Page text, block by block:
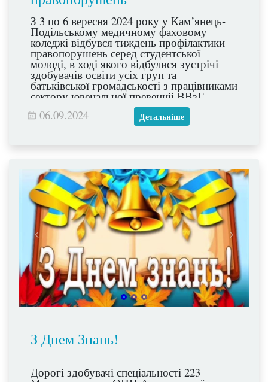
З 3 по 6 вересня 2024 року у Камʼянець-
Подільському медичному фаховому
коледжі відбувся тиждень профілактики
правопорушень серед студентської
молоді, в ході якого відбулися зустрічі
здобувачів освіти усіх груп та
батьківської громадськості з працівниками
сектору ювенальної превенціі ВВзГ
Камʼянець- Подільського РУП ГУНП в
Хмельницькій області: капітаном поліції
Родіною Катериною Олександрівною,
Денисом Вячеславовичем, капітаном
Омеляновичем. Дякуємо їм за тісну
співпрацю з нашим колективом!
06.09.2024 Детальніше
З Днем Знань!
Дорогі здобувачі спеціальності 223